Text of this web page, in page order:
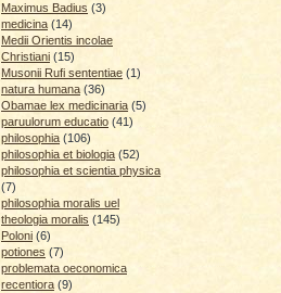
Maximus Badius (3)
medicina (14)
Medii Orientis incolae
Christiani (15)
Musonii Rufi sententiae (1)
natura humana (36)
Obamae lex medicinaria (5)
paruulorum educatio (41)
philosophia (106)
philosophia et biologia (52)
philosophia et scientia physica
(7)
philosophia moralis uel
theologia moralis (145)
Poloni (6)
potiones (7)
problemata oeconomica
recentiora (9)